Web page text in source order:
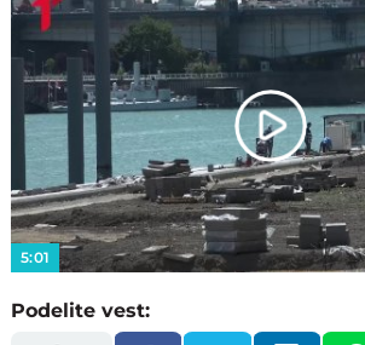
Play
Video
5:01
Podelite vest: